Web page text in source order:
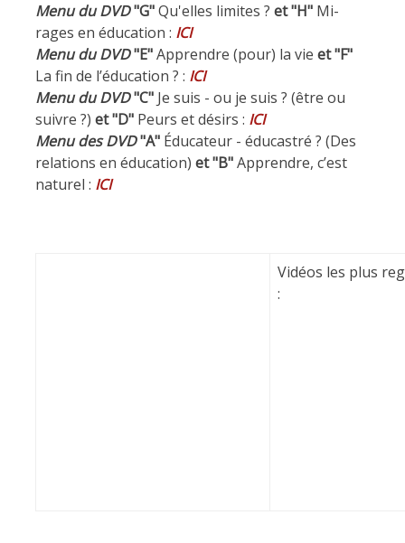
Menu du DVD"G"Qu'elles limites ? et "H" Mi-
rages en éducation : ICI
Menu du DVD"E"Apprendre (pour) la vie et "F"
La fin de l’éducation ? : ICI
Menu du DVD"C" Je suis - ou je suis ? (être ou
suivre ?) et "D" Peurs et désirs : ICI
Menu des DVD"A" Éducateur - éducastré ? (Des
relations en éducation) et "B"Apprendre, c’est
naturel : ICI
Vidéos les plus
: